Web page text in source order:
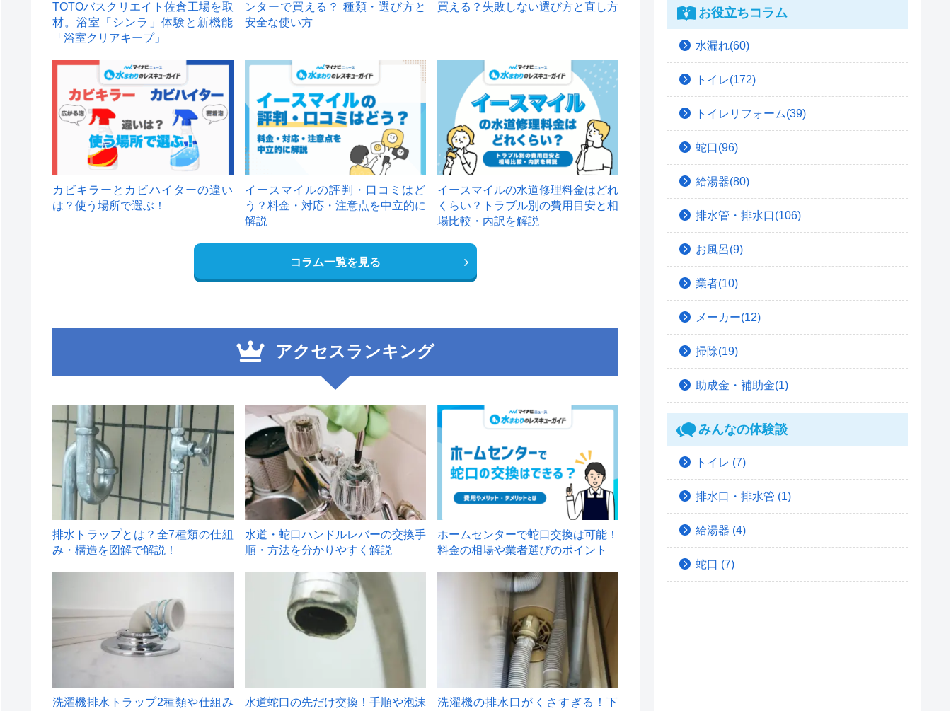
TOTOバスクリエイト佐倉工場を取
材。浴室「シンラ」体験と新機能
「浴室クリアキープ」
ンターで買える？ 種類・選び方と
安全な使い方
買える？失敗しない選び方と直し方
カビキラーとカビハイターの違い
は？使う場所で選ぶ！
イースマイルの評判・口コミはど
う？料金・対応・注意点を中立的に
解説
イースマイルの水道修理料金はどれ
くらい？トラブル別の費用目安と相
場比較・内訳を解説
コラム一覧を見る
アクセスランキング
1
排水トラップとは？全7種類の仕組
み・構造を図解で解説！
2
水道・蛇口ハンドルレバーの交換手
順・方法を分かりやすく解説
ホームセンターで蛇口交換は可能！
料金の相場や業者選びのポイント
洗濯機排水トラップ2種類や仕組み
水道蛇口の先だけ交換！手順や泡沫
洗濯機の排水口がくさすぎる！下
お役立ちコラム
水漏れ(60)
トイレ(172)
トイレリフォーム(39)
蛇口(96)
給湯器(80)
排水管・排水口(106)
お風呂(9)
業者(10)
メーカー(12)
掃除(19)
助成金・補助金(1)
みんなの体験談
トイレ (7)
排水口・排水管 (1)
給湯器 (4)
蛇口 (7)